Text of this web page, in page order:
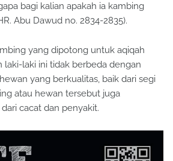
bagi kalian apakah ia kambing
Abu Dawud no. 2834-2835).
yang dipotong untuk aqiqah
laki-laki ini tidak berbeda dengan
yang berkualitas, baik dari segi
atau hewan tersebut juga
cacat dan penyakit.